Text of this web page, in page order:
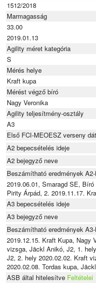
1512/2018
Marmagasság
33.00
2019.01.13
Agility méret kategória
S
Mérés helye
Kraft kupa
Mérést végző bíró
Nagy Veronika
Agility teljesítmény-osztály
A3
Első FCI-MEOESZ verseny
A2 bepecsételés ideje
A2 bejegyző neve
Beszámítható eredmények
2019.06.01, Smaragd SE,
Pirity Árpád, 2. 2019.11.17.
A3 bepecsételés ideje
A3 bejegyző neve
Beszámítható eredmények
2019.12.15. Kraft Kupa, Nagy
vizsga, Jäckl Anikó, J2, 1.
J2, 2. hely 2020.02.02. Kraft
2020.02.08. Tordas kupa,
ASB által hitelesítve Feltételei